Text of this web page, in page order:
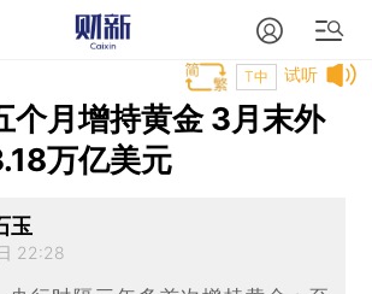
试听
T中
个月增持黄金 3月末外
万亿美元
玉
22:28